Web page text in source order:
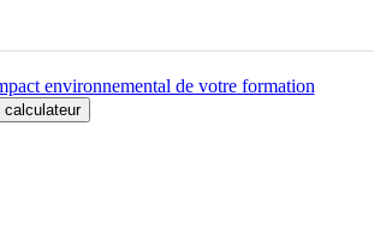
environnemental de votre formation